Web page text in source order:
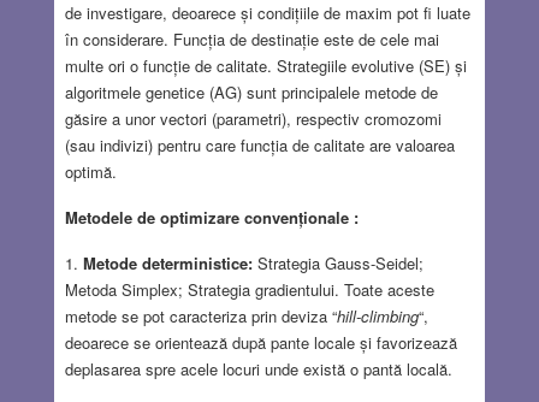
de investigare, deoarece și condițiile de maxim pot fi luate
în considerare. Funcția de destinație este de cele mai
multe ori o funcție de calitate. Strategiile evolutive (SE) și
algoritmele genetice (AG) sunt principalele metode de
găsire a unor vectori (parametri), respectiv cromozomi
(sau indivizi) pentru care funcția de calitate are valoarea
optimă.
Metodele de optimizare convenționale :
1. Metode deterministice: Strategia Gauss-Seidel;
Metoda Simplex; Strategia gradientului. Toate aceste
metode se pot caracteriza prin deviza “hill-climbing“,
deoarece se orientează după pante locale și favorizează
deplasarea spre acele locuri unde există o pantă locală.